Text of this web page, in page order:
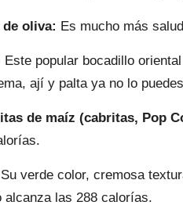
oliva: Es mucho más
Este popular bocadillo
ají y palta ya no lo
de maíz (cabritas, Pop
Su verde color, cremosa
alcanza las 288 calorías.